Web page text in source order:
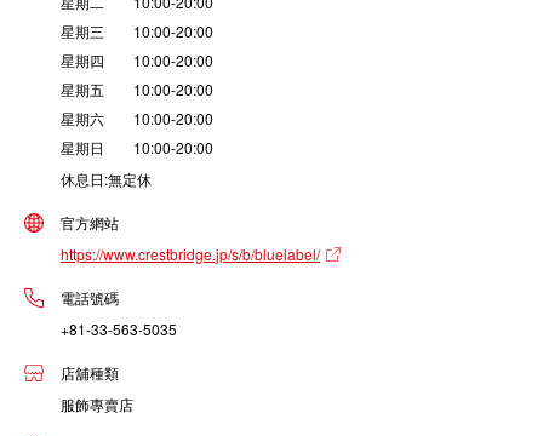
星期三 10:00-20:00
星期四 10:00-20:00
星期五 10:00-20:00
星期六 10:00-20:00
星期日 10:00-20:00
休息日:無定休
官方網站
https://www.crestbridge.jp/s/b/bluelabel/
電話號碼
+81-33-563-5035
店舖種類
服飾專賣店